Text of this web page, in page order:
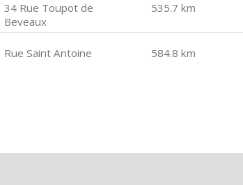
34 Rue Toupot de
Beveaux
535.7 km
Rue Saint Antoine 584.8 km